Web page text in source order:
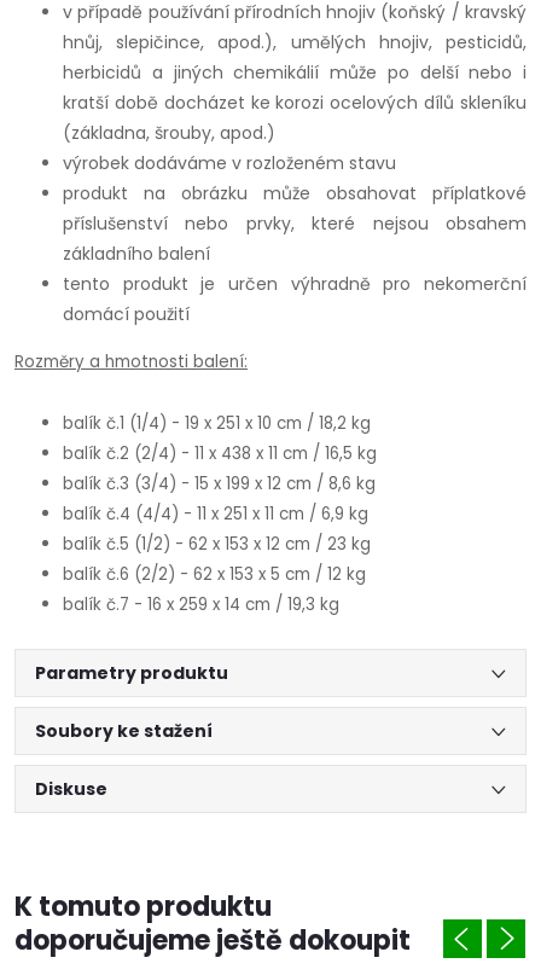
v případě používání přírodních hnojiv (koňský / kravský
hnůj, slepičince, apod.), umělých hnojiv, pesticidů,
herbicidů a jiných chemikálií může po delší nebo i
kratší době docházet ke korozi ocelových dílů skleníku
(základna, šrouby, apod.)
výrobek dodáváme v rozloženém stavu
produkt na obrázku může obsahovat příplatkové
příslušenství nebo prvky, které nejsou obsahem
základního balení
tento produkt je určen výhradně pro nekomerční
domácí použití
Rozměry a hmotnosti balení:
balík č.1 (1/4) - 19 x 251 x 10 cm / 18,2 kg
balík č.2 (2/4) - 11 x 438 x 11 cm / 16,5 kg
balík č.3 (3/4) - 15 x 199 x 12 cm / 8,6 kg
balík č.4 (4/4) - 11 x 251 x 11 cm / 6,9 kg
balík č.5 (1/2) - 62 x 153 x 12 cm / 23 kg
balík č.6 (2/2) - 62 x 153 x 5 cm / 12 kg
balík č.7 - 16 x 259 x 14 cm / 19,3 kg
Parametry produktu
Soubory ke stažení
Diskuse
K tomuto produktu
doporučujeme ještě dokoupit